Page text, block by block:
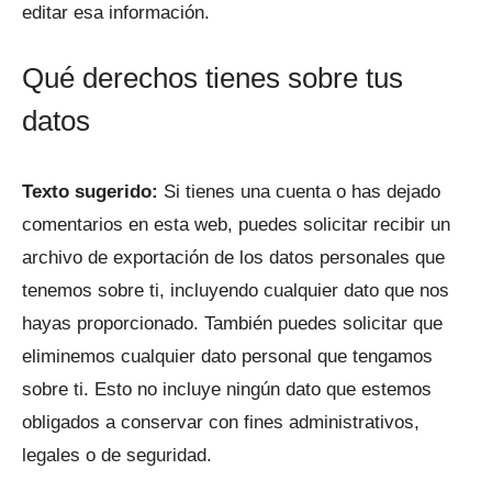
editar esa información.
Qué derechos tienes sobre tus
datos
Texto sugerido: Si tienes una cuenta o has dejado
comentarios en esta web, puedes solicitar recibir un
archivo de exportación de los datos personales que
tenemos sobre ti, incluyendo cualquier dato que nos
hayas proporcionado. También puedes solicitar que
eliminemos cualquier dato personal que tengamos
sobre ti. Esto no incluye ningún dato que estemos
obligados a conservar con fines administrativos,
legales o de seguridad.